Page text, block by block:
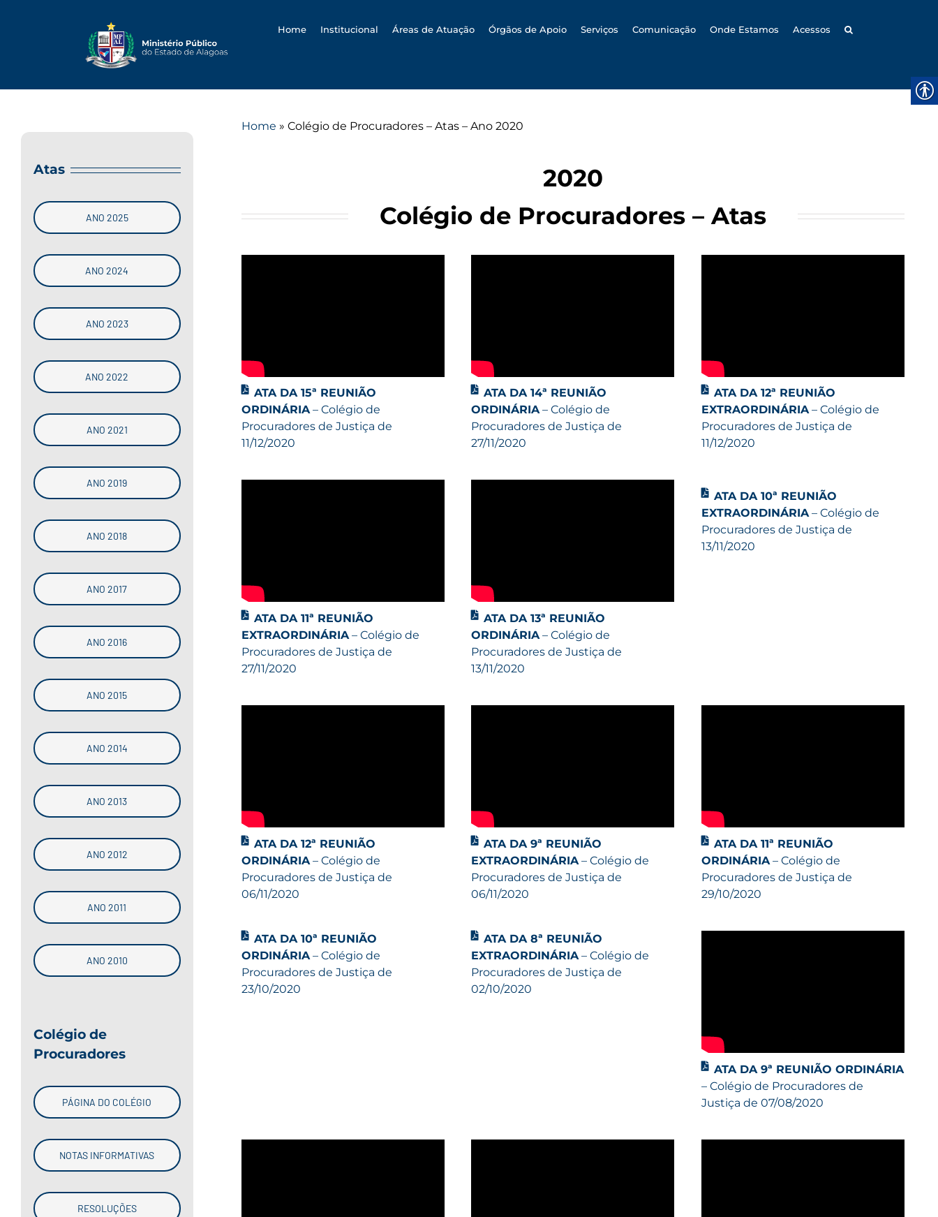
for:
Home Institucional Áreas de Atuação Órgãos de Apoio Serviços Comunicação Onde Estamos Acessos
Atas
ANO 2025
ANO 2024
ANO 2023
ANO 2022
ANO 2021
ANO 2019
ANO 2018
ANO 2017
ANO 2016
ANO 2015
ANO 2014
ANO 2013
ANO 2012
ANO 2011
ANO 2010
Colégio de
Procuradores
PÁGINA DO COLÉGIO
NOTAS INFORMATIVAS
RESOLUÇÕES
Home » Colégio de Procuradores – Atas – Ano 2020
2020
Colégio de Procuradores – Atas
ATA DA 15ª REUNIÃO
ORDINÁRIA– Colégio de
Procuradores de Justiça de
11/12/2020
ATA DA 14ª REUNIÃO
ORDINÁRIA– Colégio de
Procuradores de Justiça de
27/11/2020
ATA DA 12ª REUNIÃO
EXTRAORDINÁRIA– Colégio de
Procuradores de Justiça de
11/12/2020
ATA DA 11ª REUNIÃO
EXTRAORDINÁRIA– Colégio de
Procuradores de Justiça de
27/11/2020
ATA DA 13ª REUNIÃO
ORDINÁRIA– Colégio de
Procuradores de Justiça de
13/11/2020
ATA DA 10ª REUNIÃO
EXTRAORDINÁRIA– Colégio de
Procuradores de Justiça de
13/11/2020
ATA DA 12ª REUNIÃO
ORDINÁRIA– Colégio de
Procuradores de Justiça de
06/11/2020
ATA DA 9ª REUNIÃO
EXTRAORDINÁRIA– Colégio de
Procuradores de Justiça de
06/11/2020
ATA DA 11ª REUNIÃO
ORDINÁRIA– Colégio de
Procuradores de Justiça de
29/10/2020
ATA DA 10ª REUNIÃO
ORDINÁRIA– Colégio de
Procuradores de Justiça de
23/10/2020
ATA DA 8ª REUNIÃO
EXTRAORDINÁRIA– Colégio de
Procuradores de Justiça de
02/10/2020
ATA DA 9ª REUNIÃO ORDINÁRIA
– Colégio de Procuradores de
Justiça de 07/08/2020